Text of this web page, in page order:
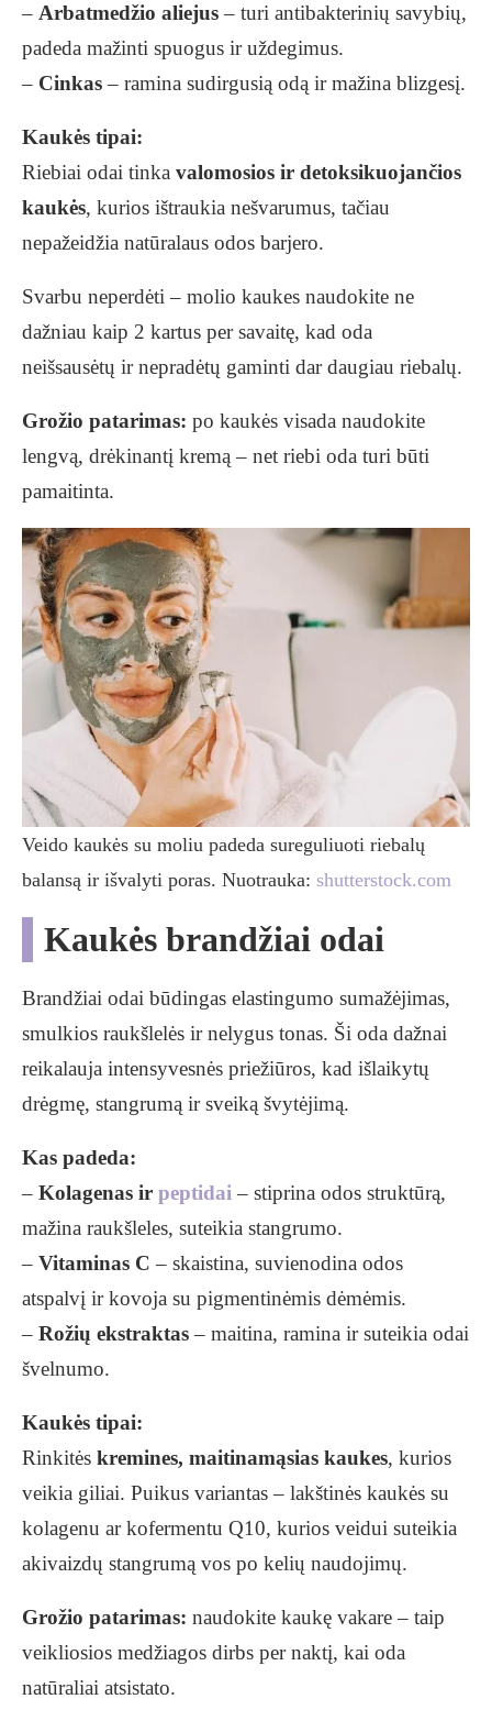
– Arbatmedžio aliejus– turi antibakterinių savybių,
padeda mažinti spuogus ir uždegimus.
– Cinkas– ramina sudirgusią odą ir mažina blizgesį.
Kaukės tipai:
Riebiai odai tinka valomosios ir detoksikuojančios
kaukės, kurios ištraukia nešvarumus, tačiau
nepažeidžia natūralaus odos barjero.
Svarbu neperdėti – molio kaukes naudokite ne
dažniau kaip 2 kartus per savaitę, kad oda
neišsausėtų ir nepradėtų gaminti dar daugiau riebalų.
Grožio patarimas: po kaukės visada naudokite
lengvą, drėkinantį kremą – net riebi oda turi būti
pamaitinta.
Veido kaukės su moliu padeda sureguliuoti riebalų
balansą ir išvalyti poras. Nuotrauka: shutterstock.com
Kaukės brandžiai odai
Brandžiai odai būdingas elastingumo sumažėjimas,
smulkios raukšlelės ir nelygus tonas. Ši oda dažnai
reikalauja intensyvesnės priežiūros, kad išlaikytų
drėgmę, stangrumą ir sveiką švytėjimą.
Kas padeda:
– Kolagenas ir peptidai – stiprina odos struktūrą,
mažina raukšleles, suteikia stangrumo.
– Vitaminas C – skaistina, suvienodina odos
atspalvį ir kovoja su pigmentinėmis dėmėmis.
– Rožių ekstraktas– maitina, ramina ir suteikia odai
švelnumo.
Kaukės tipai:
Rinkitės kremines, maitinamąsias kaukes, kurios
veikia giliai. Puikus variantas – lakštinės kaukės su
kolagenu ar kofermentu Q10, kurios veidui suteikia
akivaizdų stangrumą vos po kelių naudojimų.
Grožio patarimas: naudokite kaukę vakare – taip
veikliosios medžiagos dirbs per naktį, kai oda
natūraliai atsistato.